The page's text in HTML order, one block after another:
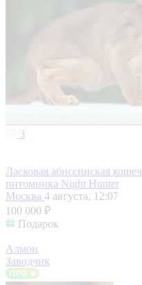
3
Ласковая абиссинская
питомника Night Hunter
Москва 4 августа, 12:07
100 000 ₽
Подарок
Алмон
Заводчик